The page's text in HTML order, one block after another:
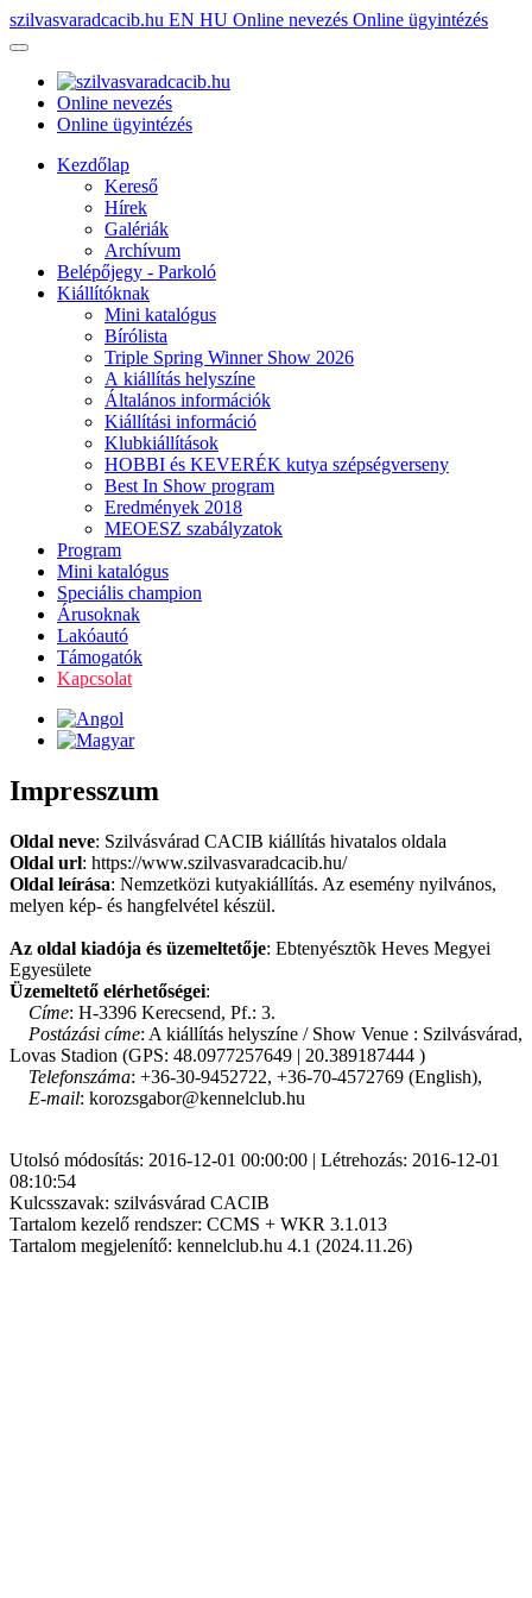
szilvasvaradcacib.hu EN HU Online nevezés Online ügyintézés
Online nevezés
Online ügyintézés
Kezdőlap
Kereső
Hírek
Galériák
Archívum
Belépőjegy - Parkoló
Kiállítóknak
Mini katalógus
Bírólista
Triple Spring Winner Show 2026
A kiállítás helyszíne
Általános információk
Kiállítási információ
Klubkiállítások
HOBBI és KEVERÉK kutya szépségverseny
Best In Show program
Eredmények 2018
MEOESZ szabályzatok
Program
Mini katalógus
Speciális champion
Árusoknak
Lakóautó
Támogatók
Kapcsolat
Impresszum
Oldal neve: Szilvásvárad CACIB kiállítás hivatalos oldala
Oldal url: https://www.szilvasvaradcacib.hu/
Oldal leírása: Nemzetközi kutyakiállítás. Az esemény nyilvános,
melyen kép- és hangfelvétel készül.
Az oldal kiadója és üzemeltetője: Ebtenyésztõk Heves Megyei
Egyesülete
Üzemeltető elérhetőségei:
Címe: H-3396 Kerecsend, Pf.: 3.
Postázási címe: A kiállítás helyszíne / Show Venue : Szilvásvárad,
Lovas Stadion (GPS: 48.0977257649 | 20.389187444 )
Telefonszáma: +36-30-9452722, +36-70-4572769 (English),
E-mail: korozsgabor@kennelclub.hu
Utolsó módosítás: 2016-12-01 00:00:00 | Létrehozás: 2016-12-01
08:10:54
Kulcsszavak: szilvásvárad CACIB
Tartalom kezelő rendszer: CCMS + WKR 3.1.013
Tartalom megjelenítő: kennelclub.hu 4.1 (2024.11.26)